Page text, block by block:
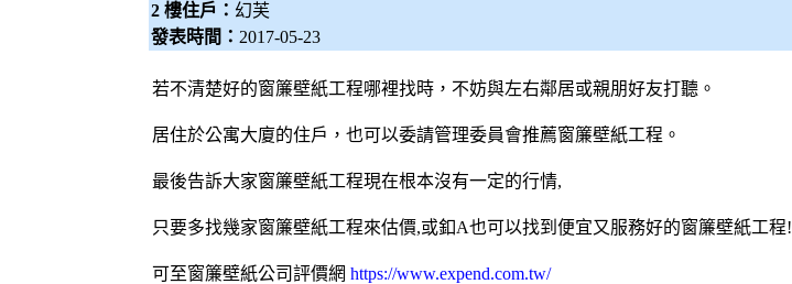
2 樓住戶： 幻芙
發表時間： 2017-05-23
若不清楚好的窗簾壁紙工程哪裡找時，不妨與左右鄰居或親朋好友打聽。
居住於公寓大廈的住戶，也可以委請管理委員會推薦窗簾壁紙工程。
最後告訴大家窗簾壁紙工程現在根本沒有一定的行情,
只要多找幾家窗簾壁紙工程來估價,或釦A也可以找到便宜又服務好的窗簾壁紙工程!
可至窗簾壁紙公司評價網 https://www.expend.com.tw/